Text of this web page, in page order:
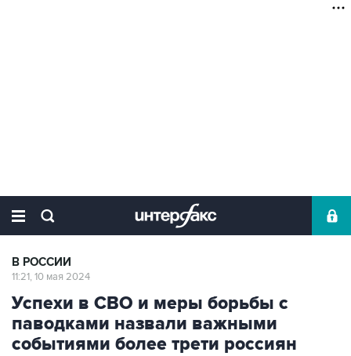
В РОССИИ
11:21, 10 мая 2024
Успехи в СВО и меры борьбы с
паводками назвали важными
событиями более трети россиян